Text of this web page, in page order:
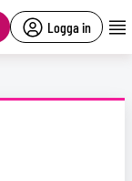
Logga in